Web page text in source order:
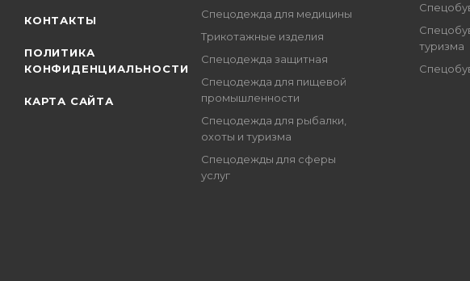
КОНТАКТЫ
ПОЛИТИКА
КОНФИДЕНЦИАЛЬНОСТИ
КАРТА САЙТА
Спецодежда для медицины
Трикотажные изделия
Спецодежда защитная
Спецодежда для пищевой
промышленности
Спецодежда для рыбалки,
охоты и туризма
Спецодежды для сферы
услуг
туризма